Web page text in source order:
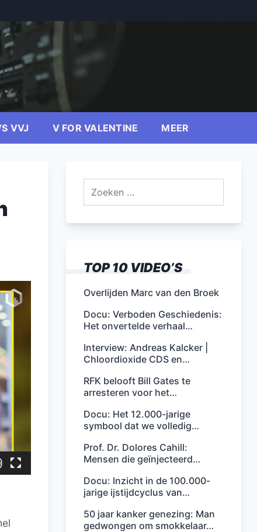
VVJ V FOR VALENTINE MEER
TOP 10 VIDEO’S
Overlijden Marc van den Broek
Docu: Verboden Geschiedenis:
Het onvertelde verhaal…
Interview: Andreas Kalcker |
Chloordioxide CDS en…
RFK belooft Bill Gates te
arresteren voor het…
Docu: Het 12.000-jarige
symbool dat we volledig…
Prof. Dr. Dolores Cahill:
Mensen die geïnjecteerd…
Docu: Inzicht in de 100.000-
jarige ijstijdcyclus van…
50 jaar kanker genezing: Man
gedwongen om smokkelaar…